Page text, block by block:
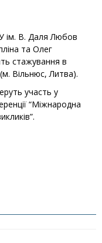
ім. В. Даля Любов
та Олег
стажування в
Вільнюс, Литва).
участь у
“Міжнародна